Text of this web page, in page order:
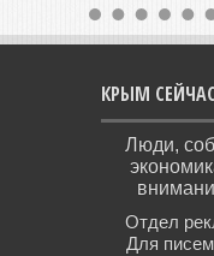
КРЫМ СЕЙЧАС
Люди,
Отдел
Для